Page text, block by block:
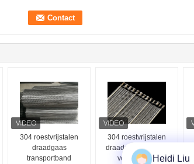
304 roestvrijstalen
draadgaas
transportband
304 roestvrijstalen
draadgaasriemriem
voor koelingHeidi Liu